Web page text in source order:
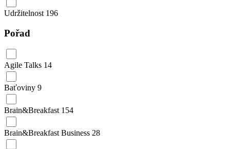
Udržitelnost 196
Pořad
Agile Talks 14
Baťoviny 9
Brain&Breakfast 154
Brain&Breakfast Business 28